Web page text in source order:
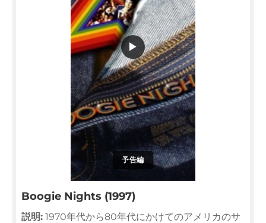
予告編
▶
Boogie Nights (1997)
説明: 1970年代から80年代にかけてのアメリカのサ